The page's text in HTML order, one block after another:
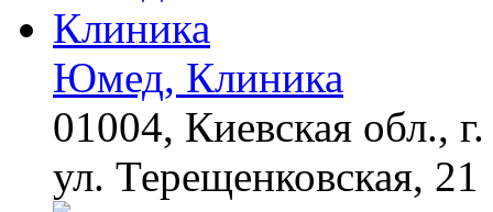
Юмед, Клиника
01004, Киевская обл.,
ул. Терещенковская, 21